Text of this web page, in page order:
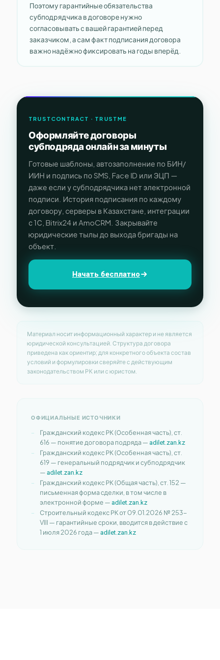
Поэтому гарантийные обязательства
субподрядчика в договоре нужно
согласовывать с вашей гарантией перед
заказчиком, а сам факт подписания договора
важно надёжно фиксировать на годы вперёд.
TRUSTCONTRACT · TRUSTME
Оформляйте договоры
субподряда онлайн за минуты
Готовые шаблоны, автозаполнение по БИН/
ИИН и подпись по SMS, Face ID или ЭЦП —
даже если у субподрядчика нет электронной
подписи. История подписания по каждому
договору, серверы в Казахстане, интеграции
с 1С, Bitrix24 и AmoCRM. Закрывайте
юридические тылы до выхода бригады на
объект.
Начать бесплатно
Материал носит информационный характер и не является
юридической консультацией. Структура договора
приведена как ориентир; для конкретного объекта состав
условий и формулировки сверяйте с действующим
законодательством РК или с юристом.
ОФИЦИАЛЬНЫЕ ИСТОЧНИКИ
Гражданский кодекс РК (Особенная часть), ст.
616 — понятие договора подряда — adilet.zan.kz
Гражданский кодекс РК (Особенная часть), ст.
619 — генеральный подрядчик и субподрядчик
— adilet.zan.kz
Гражданский кодекс РК (Общая часть), ст. 152 —
письменная форма сделки, в том числе в
электронной форме — adilet.zan.kz
Строительный кодекс РК от 09.01.2026 № 253-
VIII — гарантийные сроки, вводится в действие с
1 июля 2026 года — adilet.zan.kz